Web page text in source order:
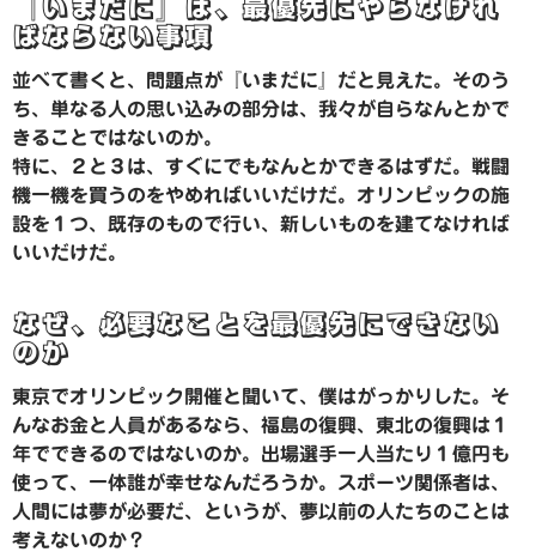
『いまだに』は、最優先にやらなけれ
ばならない事項
並べて書くと、問題点が『いまだに』だと見えた。そのう
ち、単なる人の思い込みの部分は、我々が自らなんとかで
きることではないのか。
特に、２と３は、すぐにでもなんとかできるはずだ。戦闘
機一機を買うのをやめればいいだけだ。オリンピックの施
設を１つ、既存のもので行い、新しいものを建てなければ
いいだけだ。
なぜ、必要なことを最優先にできない
のか
東京でオリンピック開催と聞いて、僕はがっかりした。そ
んなお金と人員があるなら、福島の復興、東北の復興は１
年でできるのではないのか。出場選手一人当たり１億円も
使って、一体誰が幸せなんだろうか。スポーツ関係者は、
人間には夢が必要だ、というが、夢以前の人たちのことは
考えないのか？